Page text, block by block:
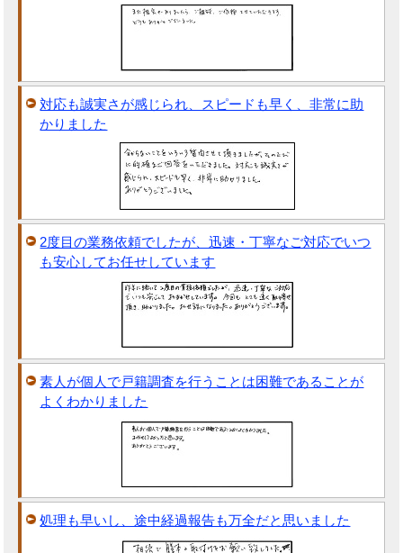
対応も誠実さが感じられ、スピードも早く、非常に助
かりました
2度目の業務依頼でしたが、迅速・丁寧なご対応でいつ
も安心してお任せしています
素人が個人で戸籍調査を行うことは困難であることが
よくわかりました
処理も早いし、途中経過報告も万全だと思いました